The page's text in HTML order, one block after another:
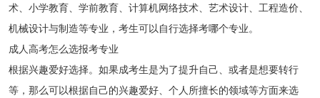
术、小学教育、学前教育、计算机网络技术、艺术设计、工程造价、
机械设计与制造等专业，考生可以自行选择考哪个专业。
成人高考怎么选报考专业
根据兴趣爱好选择。如果成考生是为了提升自己、或者是想要转行
等，那么可以根据自己的兴趣爱好、个人所擅长的领域等方面来选